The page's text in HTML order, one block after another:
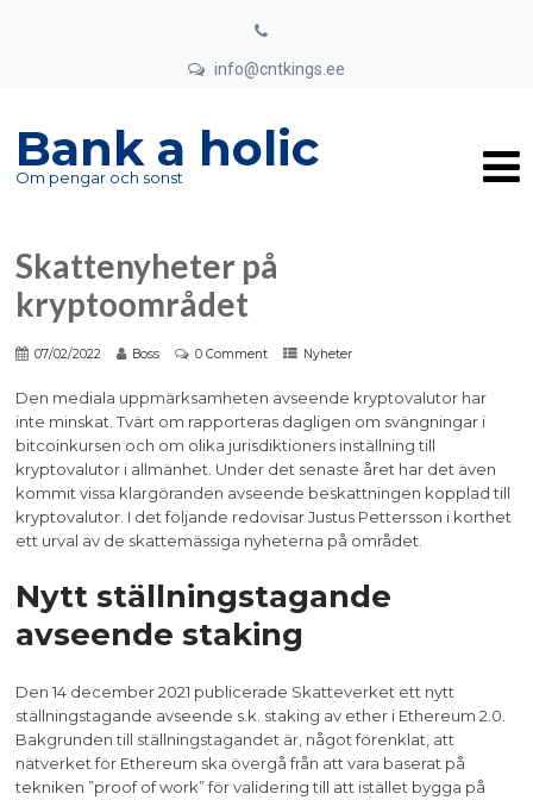
info@cntkings.ee
Bank a holic
Om pengar och sonst
Skattenyheter på
kryptoområdet
07/02/2022 Boss 0 Comment Nyheter
Den mediala uppmärksamheten avseende kryptovalutor har
inte minskat. Tvärt om rapporteras dagligen om svängningar i
bitcoinkursen och om olika jurisdiktioners inställning till
kryptovalutor i allmänhet. Under det senaste året har det även
kommit vissa klargöranden avseende beskattningen kopplad till
kryptovalutor. I det följande redovisar Justus Pettersson i korthet
ett urval av de skattemässiga nyheterna på området.
Nytt ställningstagande
avseende staking
Den 14 december 2021 publicerade Skatteverket ett nytt
ställningstagande avseende s.k. staking av ether i Ethereum 2.0.
Bakgrunden till ställningstagandet är, något förenklat, att
nätverket för Ethereum ska övergå från att vara baserat på
tekniken ”proof of work” för validering till att istället bygga på